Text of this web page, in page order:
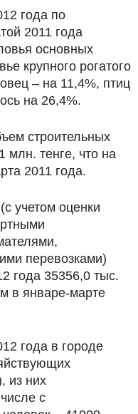
года по
2011 года
основных
крупного рогатого
– на 11,4%, птиц
на 26,4%.
строительных
млн. тенге, что на
2011 года.
учетом оценки
перевозками)
года 35356,0 тыс.
в январе-марте
года в городе
из них
с